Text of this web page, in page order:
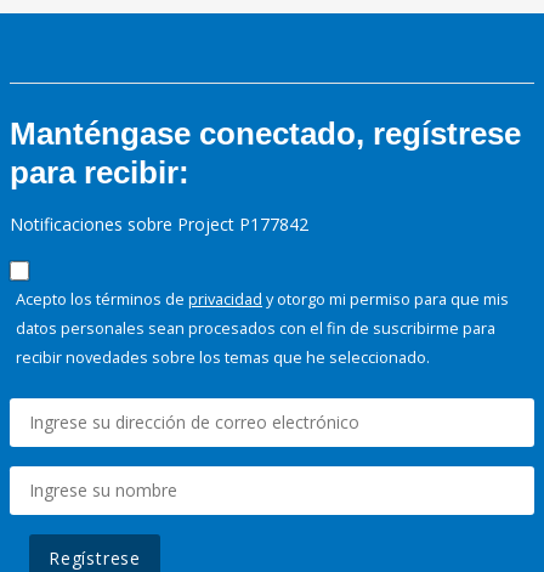
Manténgase conectado, regístrese
para recibir:
Notificaciones sobre Project P177842
Acepto los términos de privacidad y otorgo mi permiso para que mis
datos personales sean procesados con el fin de suscribirme para
recibir novedades sobre los temas que he seleccionado.
Regístrese